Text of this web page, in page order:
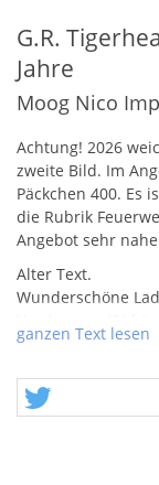
G.R.
Jahre
Moog Nico
Achtung! 2026
zweite Bild. Im
Päckchen 400. Es
die Rubrik
Angebot sehr
Alter Text.
Wunderschöne
fehlen! Interessant
hier nur wenige
ganzen Text lesen